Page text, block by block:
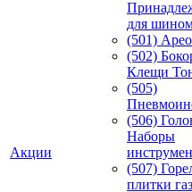
Акции
для
(501)
(502)
Клещи
(505)
(506)
Наборы
(507)
плитки